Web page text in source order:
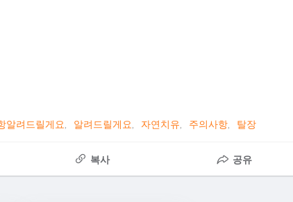
알려드릴게요 알려드릴게요 자연치유 주의사항 탈장
복사 공유